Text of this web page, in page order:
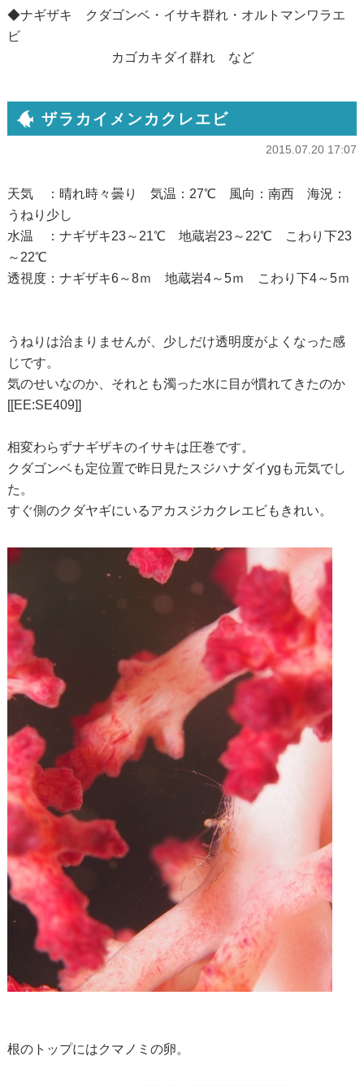
◆ナギザキ クダゴンベ・イサキ群れ・オルトマンワラエ
ビ
カゴカキダイ群れ など
ザラカイメンカクレエビ
2015.07.20 17:07
天気 ：晴れ時々曇り 気温：27℃ 風向：南西 海況：
うねり少し
水温 ：ナギザキ23～21℃ 地蔵岩23～22℃ こわり下23
～22℃
透視度：ナギザキ6～8ｍ 地蔵岩4～5ｍ こわり下4～5ｍ
うねりは治まりませんが、少しだけ透明度がよくなった感
じです。
気のせいなのか、それとも濁った水に目が慣れてきたのか
[[EE:SE409]]
相変わらずナギザキのイサキは圧巻です。
クダゴンベも定位置で昨日見たスジハナダイygも元気でし
た。
すぐ側のクダヤギにいるアカスジカクレエビもきれい。
根のトップにはクマノミの卵。